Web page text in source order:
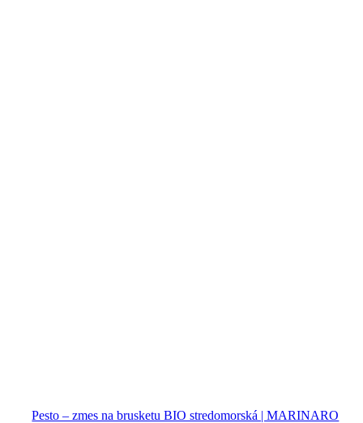
Pesto – zmes na brusketu BIO stredomorská | MARINARO